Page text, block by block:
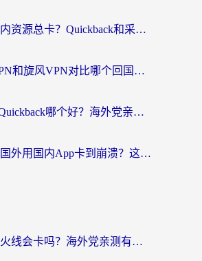
海外党刷国内资源总卡？Quickback和采集蜂好用吗？这篇指南帮你避坑
ChickCN VPN和旋风VPN对比哪个回国效果更好？海外党亲测实用指南
ChickCN和Quickback哪个好？海外党亲测回国加速器，轻松解锁国内资源（附避坑指南）
华为手机在国外用国内App卡到崩溃？这篇加速器指南帮你无缝刷剧打游戏
国外玩穿越火线会卡吗？海外党亲测有效的国服游戏加速指南